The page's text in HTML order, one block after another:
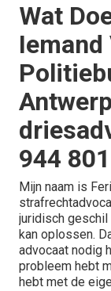
Wat
944 801
Mijn naam is
juridisch
kan oplossen.
advocaat nodig
probleem hebt
hebt met de